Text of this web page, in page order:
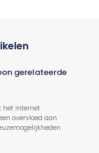
gerelateerde
het internet
overvloed aan